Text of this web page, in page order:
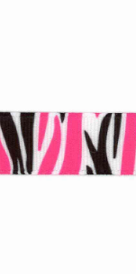
Tirante Satinado
Precio por Cotizar